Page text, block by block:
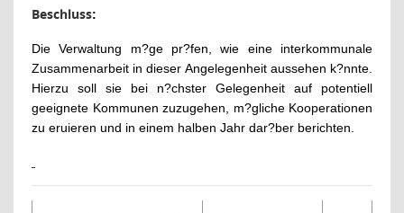
Beschluss:
Die Verwaltung m?ge pr?fen, wie eine interkommunale
Zusammenarbeit in dieser Angelegenheit aussehen k?nnte.
Hierzu soll sie bei n?chster Gelegenheit auf potentiell
geeignete Kommunen zuzugehen, m?gliche Kooperationen
zu eruieren und in einem halben Jahr dar?ber berichten.